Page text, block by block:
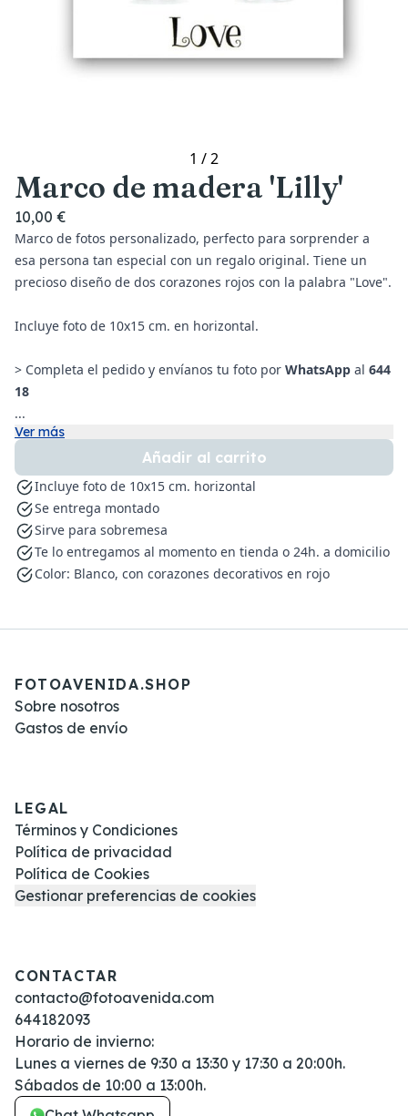
1 /2
Marco de madera 'Lilly'
10,00 €
Marco de fotos personalizado, perfecto para sorprender a
esa persona tan especial con un regalo original. Tiene un
precioso diseño de dos corazones rojos con la palabra "Love".
Incluye foto de 10x15 cm. en horizontal.
> Completa el pedido y envíanos tu foto por WhatsApp al 644
18
...
Ver más
Añadir al carrito
Incluye foto de 10x15 cm. horizontal
Se entrega montado
Sirve para sobremesa
Te lo entregamos al momento en tienda o 24h. a domicilio
Color: Blanco, con corazones decorativos en rojo
FOTOAVENIDA.SHOP
Sobre nosotros
Gastos de envío
LEGAL
Términos y Condiciones
Política de privacidad
Política de Cookies
Gestionar preferencias de cookies
CONTACTAR
contacto@fotoavenida.com
644182093
Horario de invierno:
Lunes a viernes de 9:30 a 13:30 y 17:30 a 20:00h.
Sábados de 10:00 a 13:00h.